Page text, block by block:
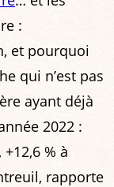
:
et pourquoi
qui n’est pas
ayant déjà
2022 :
% à
rapporte